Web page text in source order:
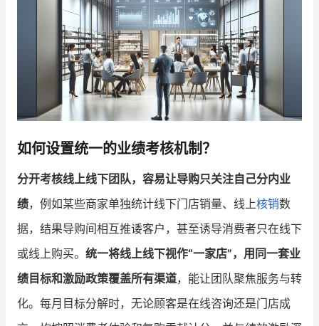
商家社区 社群交流
合作共进
认证代理商
认证服务商 设计服务商
有赞云 数据通服务
如何设置统一的业绩考核机制？
分开考核线上线下团队，容易让导购只关注自己分内业
绩，例如某些商家单独统计线下门店销量、线上核销数
据，结果导购间相互推诿客户，甚至诱导消费者只在线下
或线上购买。 统一将线上线下视作“一家店”，用同一套业
绩目标和激励政策覆盖所有渠道，能让团队聚焦服务与转
化。每月目标分解时，无论顾客是在线咨询还是门店成